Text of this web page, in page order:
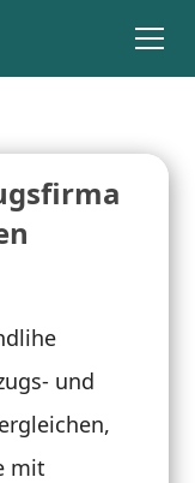
und
mit